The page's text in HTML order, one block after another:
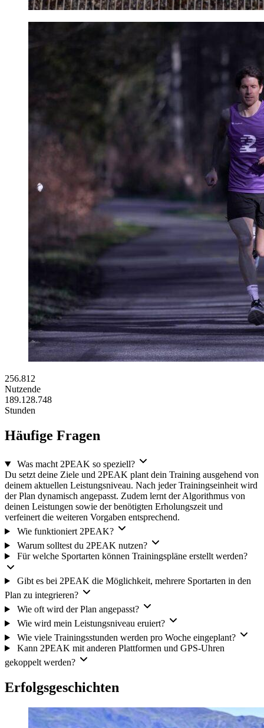
256.812
Nutzende
189.128.748
Stunden
Häufige Fragen
Was macht 2PEAK so speziell?
Du setzt deine Ziele und 2PEAK plant dein Training ausgehend von
deinem aktuellen Leistungsniveau. Nach jeder Trainingseinheit wird
der Plan dynamisch angepasst. Zudem lernt der Algorithmus von
deinen Leistungen sowie der benötigten Erholungszeit und
verfeinert die weiteren Vorgaben entsprechend.
Wie funktioniert 2PEAK?
Warum solltest du 2PEAK nutzen?
Für welche Sportarten können Trainingspläne erstellt werden?
Gibt es bei 2PEAK die Möglichkeit, mehrere Sportarten in den
Plan zu integrieren?
Wie oft wird der Plan angepasst?
Wie wird mein Leistungsniveau eruiert?
Wie viele Trainingsstunden werden pro Woche eingeplant?
Kann 2PEAK mit anderen Plattformen und GPS-Uhren
gekoppelt werden?
Erfolgsgeschichten